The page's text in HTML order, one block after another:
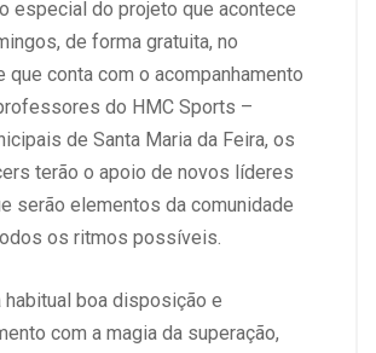
especial do projeto que acontece
de forma gratuita, no
que conta com o acompanhamento
do HMC Sports –
de Santa Maria da Feira, os
terão o apoio de novos líderes
serão elementos da comunidade
os ritmos possíveis.
habitual boa disposição e
com a magia da superação,